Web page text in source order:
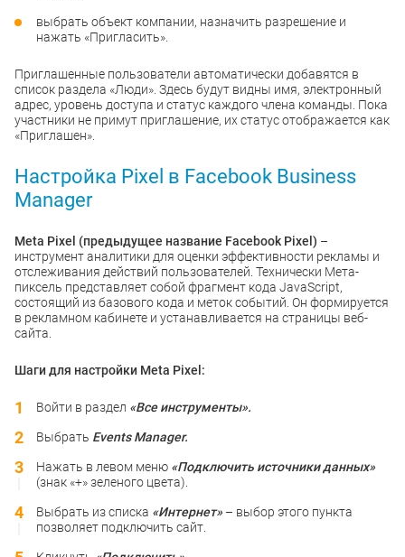
выбрать объект компании, назначить разрешение и
нажать «Пригласить».
Приглашенные пользователи автоматически добавятся в
список раздела «Люди». Здесь будут видны имя, электронный
адрес, уровень доступа и статус каждого члена команды. Пока
участники не примут приглашение, их статус отображается как
«Приглашен».
Настройка Pixel в Facebook Business
Manager
Meta Pixel (предыдущее название Facebook Pixel) –
инструмент аналитики для оценки эффективности рекламы и
отслеживания действий пользователей. Технически Мета-
пиксель представляет собой фрагмент кода JavaScript,
состоящий из базового кода и меток событий. Он формируется
в рекламном кабинете и устанавливается на страницы веб-
сайта.
Шаги для настройки Meta Pixel:
Войти в раздел «Все инструменты».
Выбрать Events Manager.
Нажать в левом меню «Подключить источники данных»
(знак «+» зеленого цвета).
Выбрать из списка «Интернет» – выбор этого пункта
позволяет подключить сайт.